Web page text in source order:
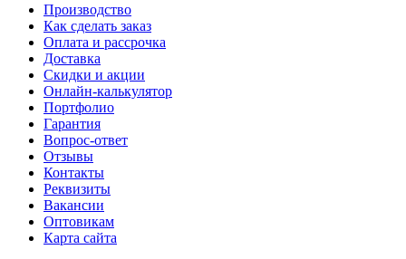
Производство
Как сделать заказ
Оплата и рассрочка
Доставка
Скидки и акции
Онлайн-калькулятор
Портфолио
Гарантия
Вопрос-ответ
Отзывы
Контакты
Реквизиты
Вакансии
Оптовикам
Карта сайта